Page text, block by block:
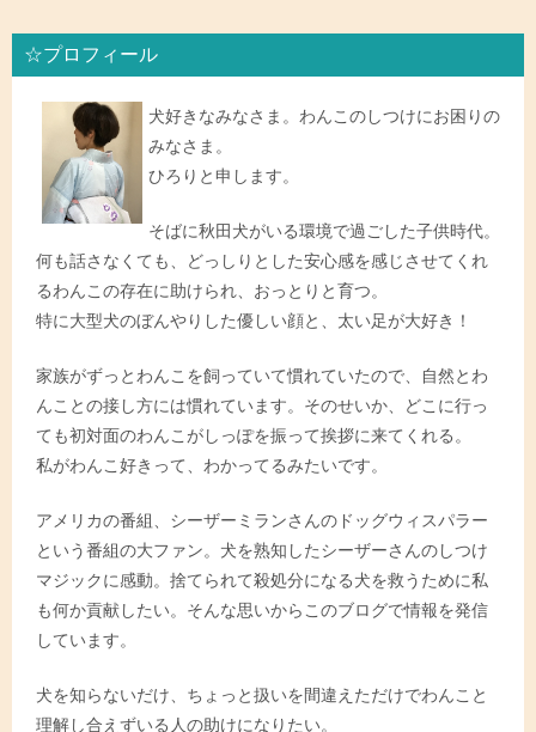
☆プロフィール
犬好きなみなさま。わんこのしつけにお困りの
みなさま。
ひろりと申します。
そばに秋田犬がいる環境で過ごした子供時代。
何も話さなくても、どっしりとした安心感を感じさせてくれ
るわんこの存在に助けられ、おっとりと育つ。
特に大型犬のぼんやりした優しい顔と、太い足が大好き！
家族がずっとわんこを飼っていて慣れていたので、自然とわ
んことの接し方には慣れています。そのせいか、どこに行っ
ても初対面のわんこがしっぽを振って挨拶に来てくれる。
私がわんこ好きって、わかってるみたいです。
アメリカの番組、シーザーミランさんのドッグウィスパラー
という番組の大ファン。犬を熟知したシーザーさんのしつけ
マジックに感動。捨てられて殺処分になる犬を救うために私
も何か貢献したい。そんな思いからこのブログで情報を発信
しています。
犬を知らないだけ、ちょっと扱いを間違えただけでわんこと
理解し合えずいる人の助けになりたい。